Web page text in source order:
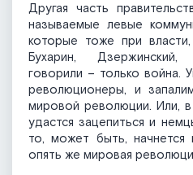
Другая часть
называемые левые
которые тоже при
Бухарин,
говорили – только война.
революционеры, и
мировой революции. Или,
удастся зацепиться и
то, может быть, начнется
опять же мировая